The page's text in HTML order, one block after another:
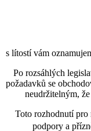
s lítostí vám
Po rozsáhlých
požadavků se
neudržitelným,
Toto rozhodnutí pro
podpory a